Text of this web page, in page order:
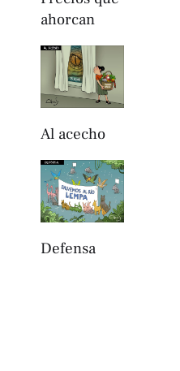
ahorcan
Al acecho
Defensa